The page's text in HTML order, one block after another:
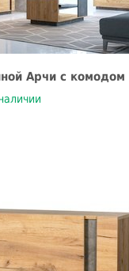
Арчи с комодом